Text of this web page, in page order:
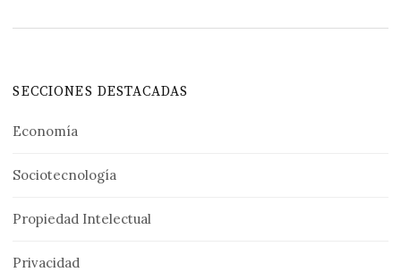
SECCIONES DESTACADAS
Economía
Sociotecnología
Propiedad Intelectual
Privacidad